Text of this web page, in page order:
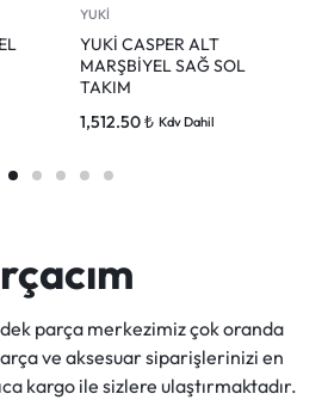
YUKİ
YUKİ CASPER ALT
MARŞBİYEL SAĞ SOL
TAKIM
1,512.50₺ Kdv Dahil
parça merkezimiz çok oranda
ve aksesuar siparişlerinizi en
kargo ile sizlere ulaştırmaktadır.